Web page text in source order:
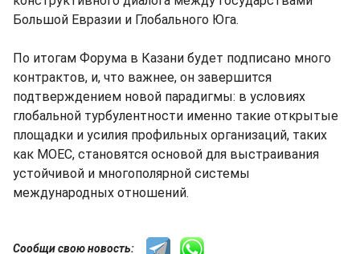
Большой Евразии и Глобального Юга.
По итогам Форума в Казани будет подписано много
контрактов, и, что важнее, он завершится
подтверждением новой парадигмы: в условиях
глобальной турбулентности именно такие открытые
площадки и усилия профильных организаций, таких
как МОЕС, становятся основой для выстраивания
устойчивой и многополярной системы
международных отношений.
Сообщи свою новость: